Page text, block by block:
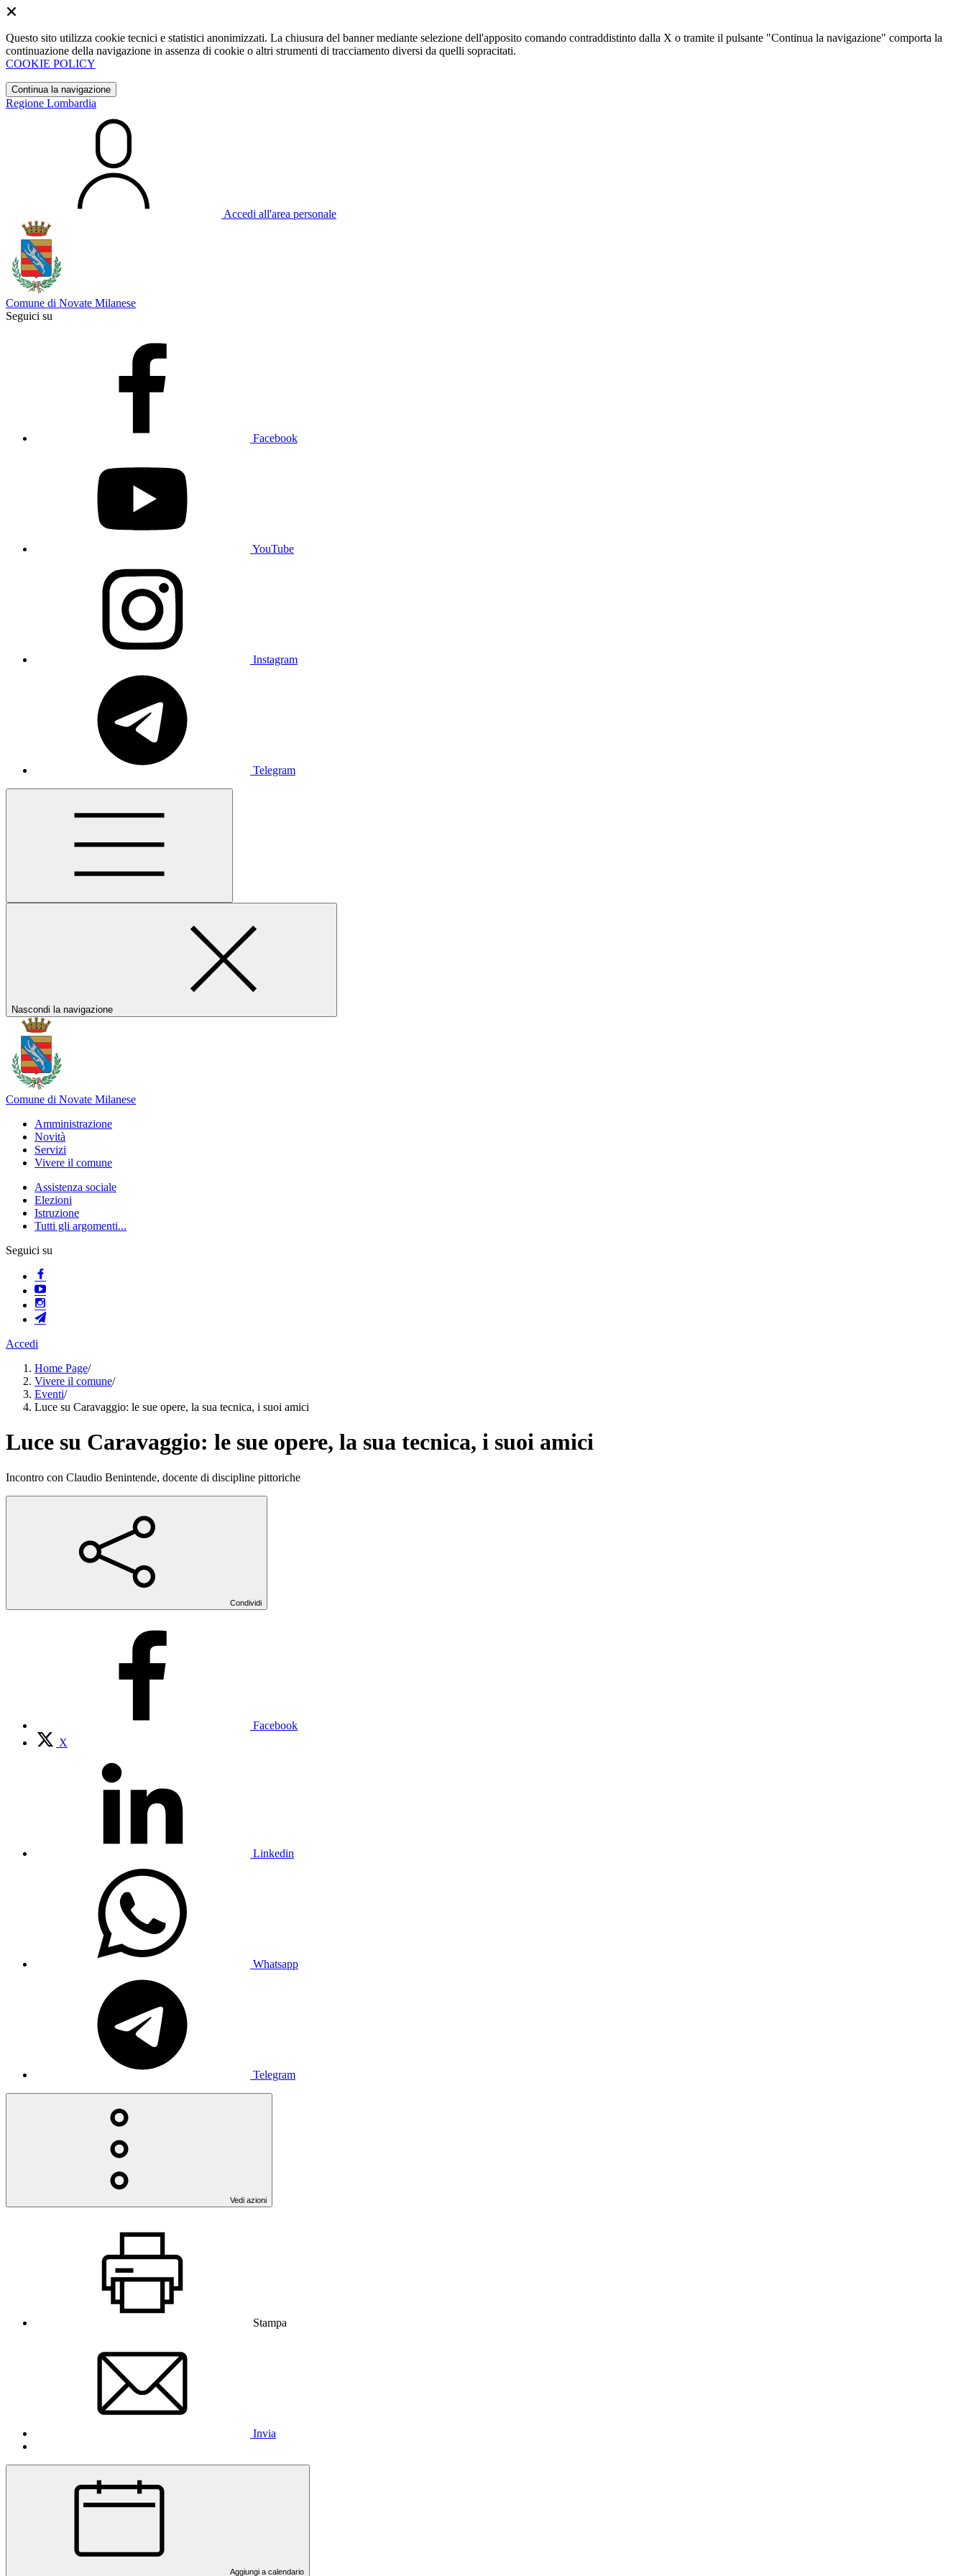
Questo sito utilizza cookie tecnici e statistici anonimizzati. La chiusura del banner mediante selezione dell'apposito comando contraddistinto dalla X o tramite il pulsante "Continua la navigazione" comporta la
continuazione della navigazione in assenza di cookie o altri strumenti di tracciamento diversi da quelli sopracitati.
COOKIE POLICY
Continua la navigazione
Regione Lombardia
Accedi all'area personale
Comune di Novate Milanese
Seguici su
Facebook
YouTube
Instagram
Telegram
Nascondi la navigazione
Comune di Novate Milanese
Amministrazione
Novità
Servizi
Vivere il comune
Assistenza sociale
Elezioni
Istruzione
Tutti gli argomenti...
Seguici su
Accedi
Home Page/
Vivere il comune/
Eventi/
Luce su Caravaggio: le sue opere, la sua tecnica, i suoi amici
Luce su Caravaggio: le sue opere, la sua tecnica, i suoi amici
Incontro con Claudio Benintende, docente di discipline pittoriche
Condividi
Facebook
X
Linkedin
Whatsapp
Telegram
Vedi azioni
Stampa
Invia
Aggiungi a calendario